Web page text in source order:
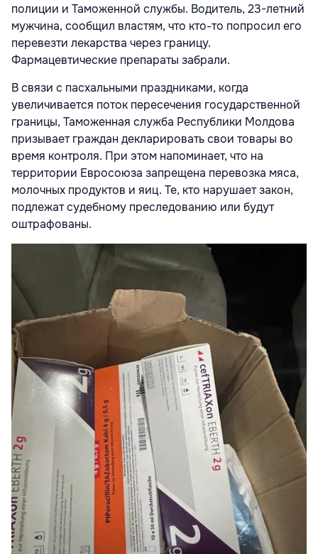
полиции и Таможенной службы. Водитель, 23-летний
мужчина, сообщил властям, что кто-то попросил его
перевезти лекарства через границу.
Фармацевтические препараты забрали.
В связи с пасхальными праздниками, когда
увеличивается поток пересечения государственной
границы, Таможенная служба Республики Молдова
призывает граждан декларировать свои товары во
время контроля. При этом напоминает, что на
территории Евросоюза запрещена перевозка мяса,
молочных продуктов и яиц. Те, кто нарушает закон,
подлежат судебному преследованию или будут
оштрафованы.